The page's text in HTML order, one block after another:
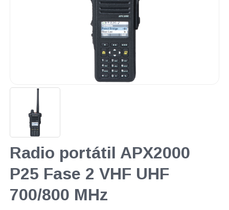
Radio portátil APX2000
P25 Fase 2 VHF UHF
700/800 MHz